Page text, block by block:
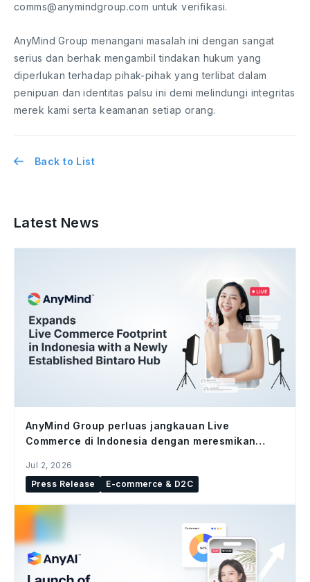
comms@anymindgroup.com untuk verifikasi.
AnyMind Group menangani masalah ini dengan sangat
serius dan berhak mengambil tindakan hukum yang
diperlukan terhadap pihak-pihak yang terlibat dalam
penipuan dan identitas palsu ini demi melindungi integritas
merek kami serta keamanan setiap orang.
Back to List
Latest News
AnyMind Group perluas jangkauan Live
Commerce di Indonesia dengan meresmikan
Jul 2, 2026
Press Release
E-commerce & D2C